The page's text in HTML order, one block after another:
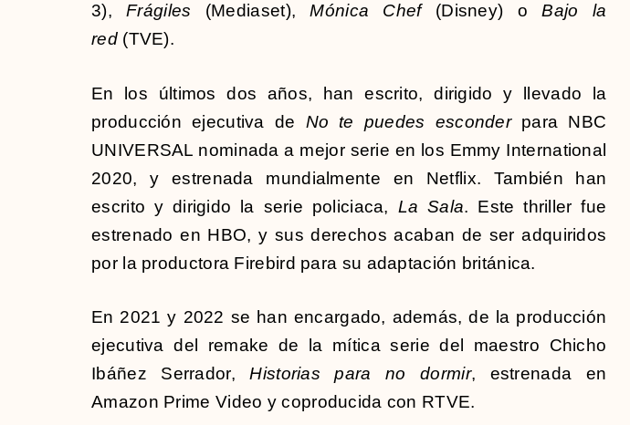
3),Frágiles (Mediaset),Mónica Chef (Disney) oBajo la
red(TVE).
En los últimos dos años, han escrito, dirigido y llevado la
producción ejecutiva de No te puedes esconderpara NBC
UNIVERSAL nominada a mejor serie en los Emmy International
2020, y estrenada mundialmente en Netflix. También han
escrito y dirigido la serie policiaca, La Sala. Este thriller fue
estrenado en HBO, y sus derechos acaban de ser adquiridos
por la productora Firebird para su adaptación británica.
En 2021 y 2022 se han encargado, además, de la producción
ejecutiva del remake de la mítica serie del maestro Chicho
Ibáñez Serrador,Historias para no dormir, estrenada en
Amazon Prime Video y coproducida con RTVE.